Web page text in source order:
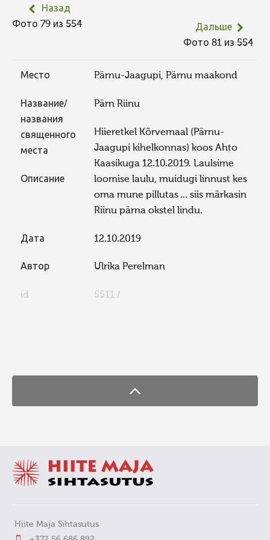
Назад
Фото 79 из 554
Дальше
Фото 81 из 554
Место Pärnu-Jaagupi, Pärnu maakond
Название/
названия
священного
места
Pärn Riinu
Описание
Hiieretkel Kõrvemaal (Pärnu-
Jaagupi kihelkonnas) koos Ahto
Kaasikuga 12.10.2019. Laulsime
loomise laulu, muidugi linnust kes
oma mune pillutas ... siis märkasin
Riinu pärna okstel lindu.
Дата 12.10.2019
Автор Ulrika Perelman
id 5511 /
Hiite Maja Sihtasutus